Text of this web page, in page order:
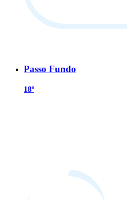
Passo Fundo
18º